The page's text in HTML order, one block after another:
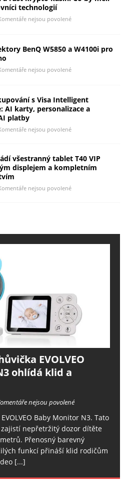
technologií
nejsou povolené
BenQ W5850 a W4100i pro
nejsou povolené
s Visa Intelligent
AI karty, personalizace a
platby
nejsou povolené
všestranný tablet T40 VIP
displejem a kompletním
nejsou povolené
EVOLVEO
ohlídá klid a
nejsou povolené
Baby Monitor N3. Tato
nepřetržitý dozor dítěte
Přenosný barevný
funkcí přináší klid rodičům
[...]